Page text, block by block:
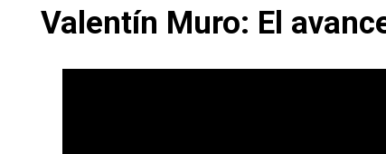
Valentín Muro: El